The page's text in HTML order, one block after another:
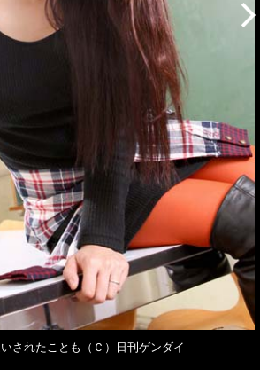
されたことも（Ｃ）日刊ゲンダイ